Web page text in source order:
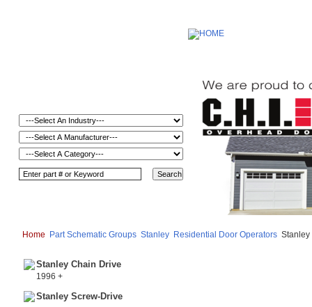
Home Part Schematic Groups Stanley Residential Door Operators Stanley
Stanley Chain Drive
1996 +
Stanley Screw-Drive